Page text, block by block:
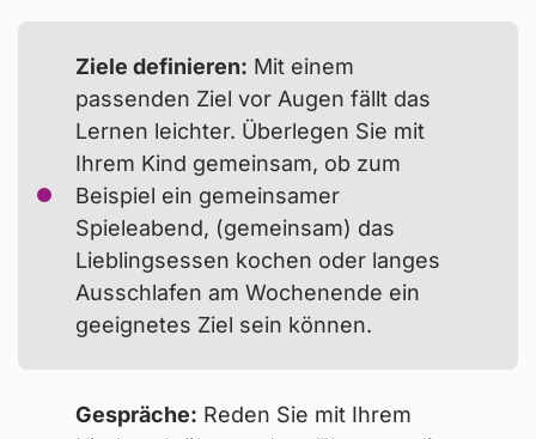
Ziele definieren: Mit einem
passenden Ziel vor Augen fällt das
Lernen leichter. Überlegen Sie mit
Ihrem Kind gemeinsam, ob zum
Beispiel ein gemeinsamer
Spieleabend, (gemeinsam) das
Lieblingsessen kochen oder langes
Ausschlafen am Wochenende ein
geeignetes Ziel sein können.
Gespräche: Reden Sie mit Ihrem